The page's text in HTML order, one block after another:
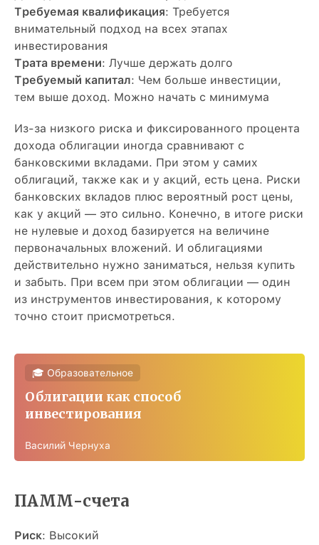
Требуемая квалификация: Требуется
внимательный подход на всех этапах
инвестирования
Трата времени: Лучше держать долго
Требуемый капитал: Чем больше инвестиции,
тем выше доход. Можно начать с минимума
Из-за низкого риска и фиксированного процента
дохода облигации иногда сравнивают с
банковскими вкладами. При этом у самих
облигаций, также как и у акций, есть цена. Риски
банковских вкладов плюс вероятный рост цены,
как у акций — это сильно. Конечно, в итоге риски
не нулевые и доход базируется на величине
первоначальных вложений. И облигациями
действительно нужно заниматься, нельзя купить
и забыть. При всем при этом облигации — один
из инструментов инвестирования, к которому
точно стоит присмотреться.
🎓 Образовательное
Облигации как способ
инвестирования
Василий Чернуха
ПАММ-счета
Риск: Высокий